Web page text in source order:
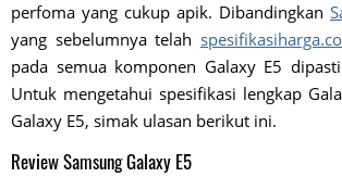
perfoma yang cukup apik. Dibandingkan
yang sebelumnya telah
pada semua komponen Galaxy E5
Untuk mengetahui spesifikasi lengkap
Galaxy E5, simak ulasan berikut ini.
Review Samsung Galaxy E5